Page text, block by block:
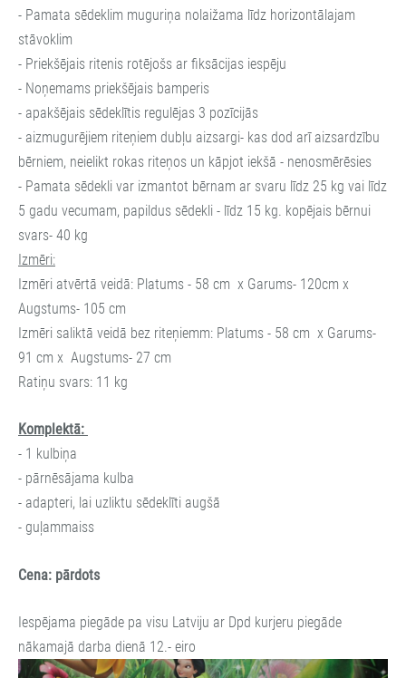
- Pamata sēdeklim muguriņa nolaižama līdz horizontālajam
stāvoklim
- Priekšējais ritenis rotējošs ar fiksācijas iespēju
- Noņemams priekšējais bamperis
- apakšējais sēdeklītis regulējas 3 pozīcijās
- aizmugurējiem riteņiem dubļu aizsargi- kas dod arī aizsardzību
bērniem, neielikt rokas riteņos un kāpjot iekšā - nenosmērēsies
- Pamata sēdekli var izmantot bērnam ar svaru līdz 25 kg vai līdz
5 gadu vecumam, papildus sēdekli - līdz 15 kg. kopējais bērnui
svars- 40 kg
Izmēri:
Izmēri atvērtā veidā: Platums - 58 cm x Garums- 120cm x
Augstums- 105 cm
Izmēri saliktā veidā bez riteņiemm: Platums - 58 cm x Garums-
91 cm x Augstums- 27 cm
Ratiņu svars: 11 kg
Komplektā:
- 1 kulbiņa
- pārnēsājama kulba
- adapteri, lai uzliktu sēdeklīti augšā
- guļammaiss
Cena: pārdots
Iespējama piegāde pa visu Latviju ar Dpd kurjeru piegāde
nākamajā darba dienā 12.- eiro